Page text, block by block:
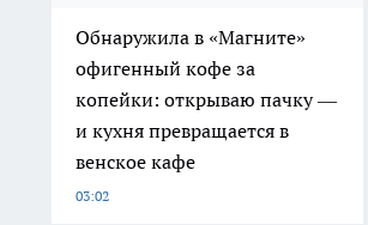
Обнаружила в «Магните»
офигенный кофе за
копейки: открываю пачку —
и кухня превращается в
венское кафе
03:02